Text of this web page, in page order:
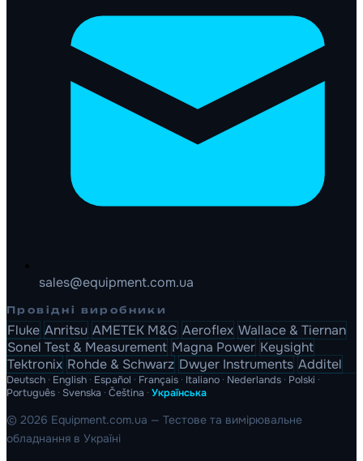
sales@equipment.com.ua
Провідні виробники
Fluke Anritsu AMETEK M&G Aeroflex Wallace & Tiernan
Sonel Test & Measurement Magna Power Keysight
Tektronix Rohde & Schwarz Dwyer Instruments Additel
Deutsch · English · Español · Français · Italiano · Nederlands · Polski ·
Português · Svenska · Čeština · Українська
© 2026 Equipment.com.ua — Тестове та вимірювальне
обладнання в Україні